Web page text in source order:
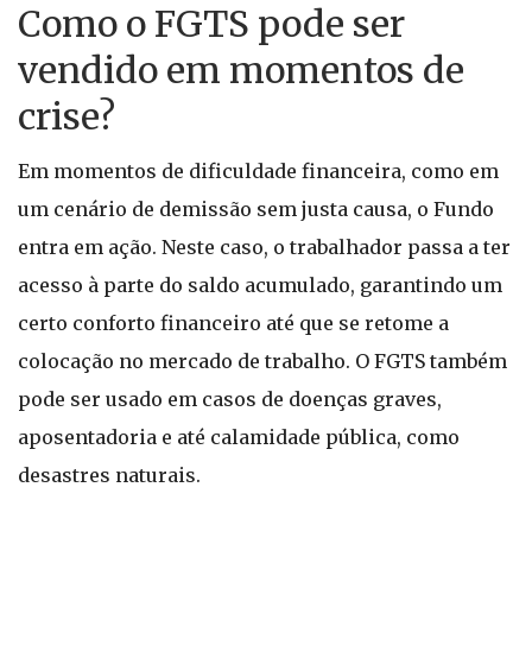
Como o FGTS pode ser
vendido em momentos de
crise?
Em momentos de dificuldade financeira, como em
um cenário de demissão sem justa causa, o Fundo
entra em ação. Neste caso, o trabalhador passa a ter
acesso à parte do saldo acumulado, garantindo um
certo conforto financeiro até que se retome a
colocação no mercado de trabalho. O FGTS também
pode ser usado em casos de doenças graves,
aposentadoria e até calamidade pública, como
desastres naturais.